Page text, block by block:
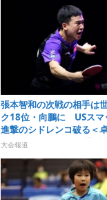
張本智和の次戦の相手は
ク18位・向鵬に USスマ
進撃のシドレンコ破る＜
WTTチャンピオンズ横浜
大会報道